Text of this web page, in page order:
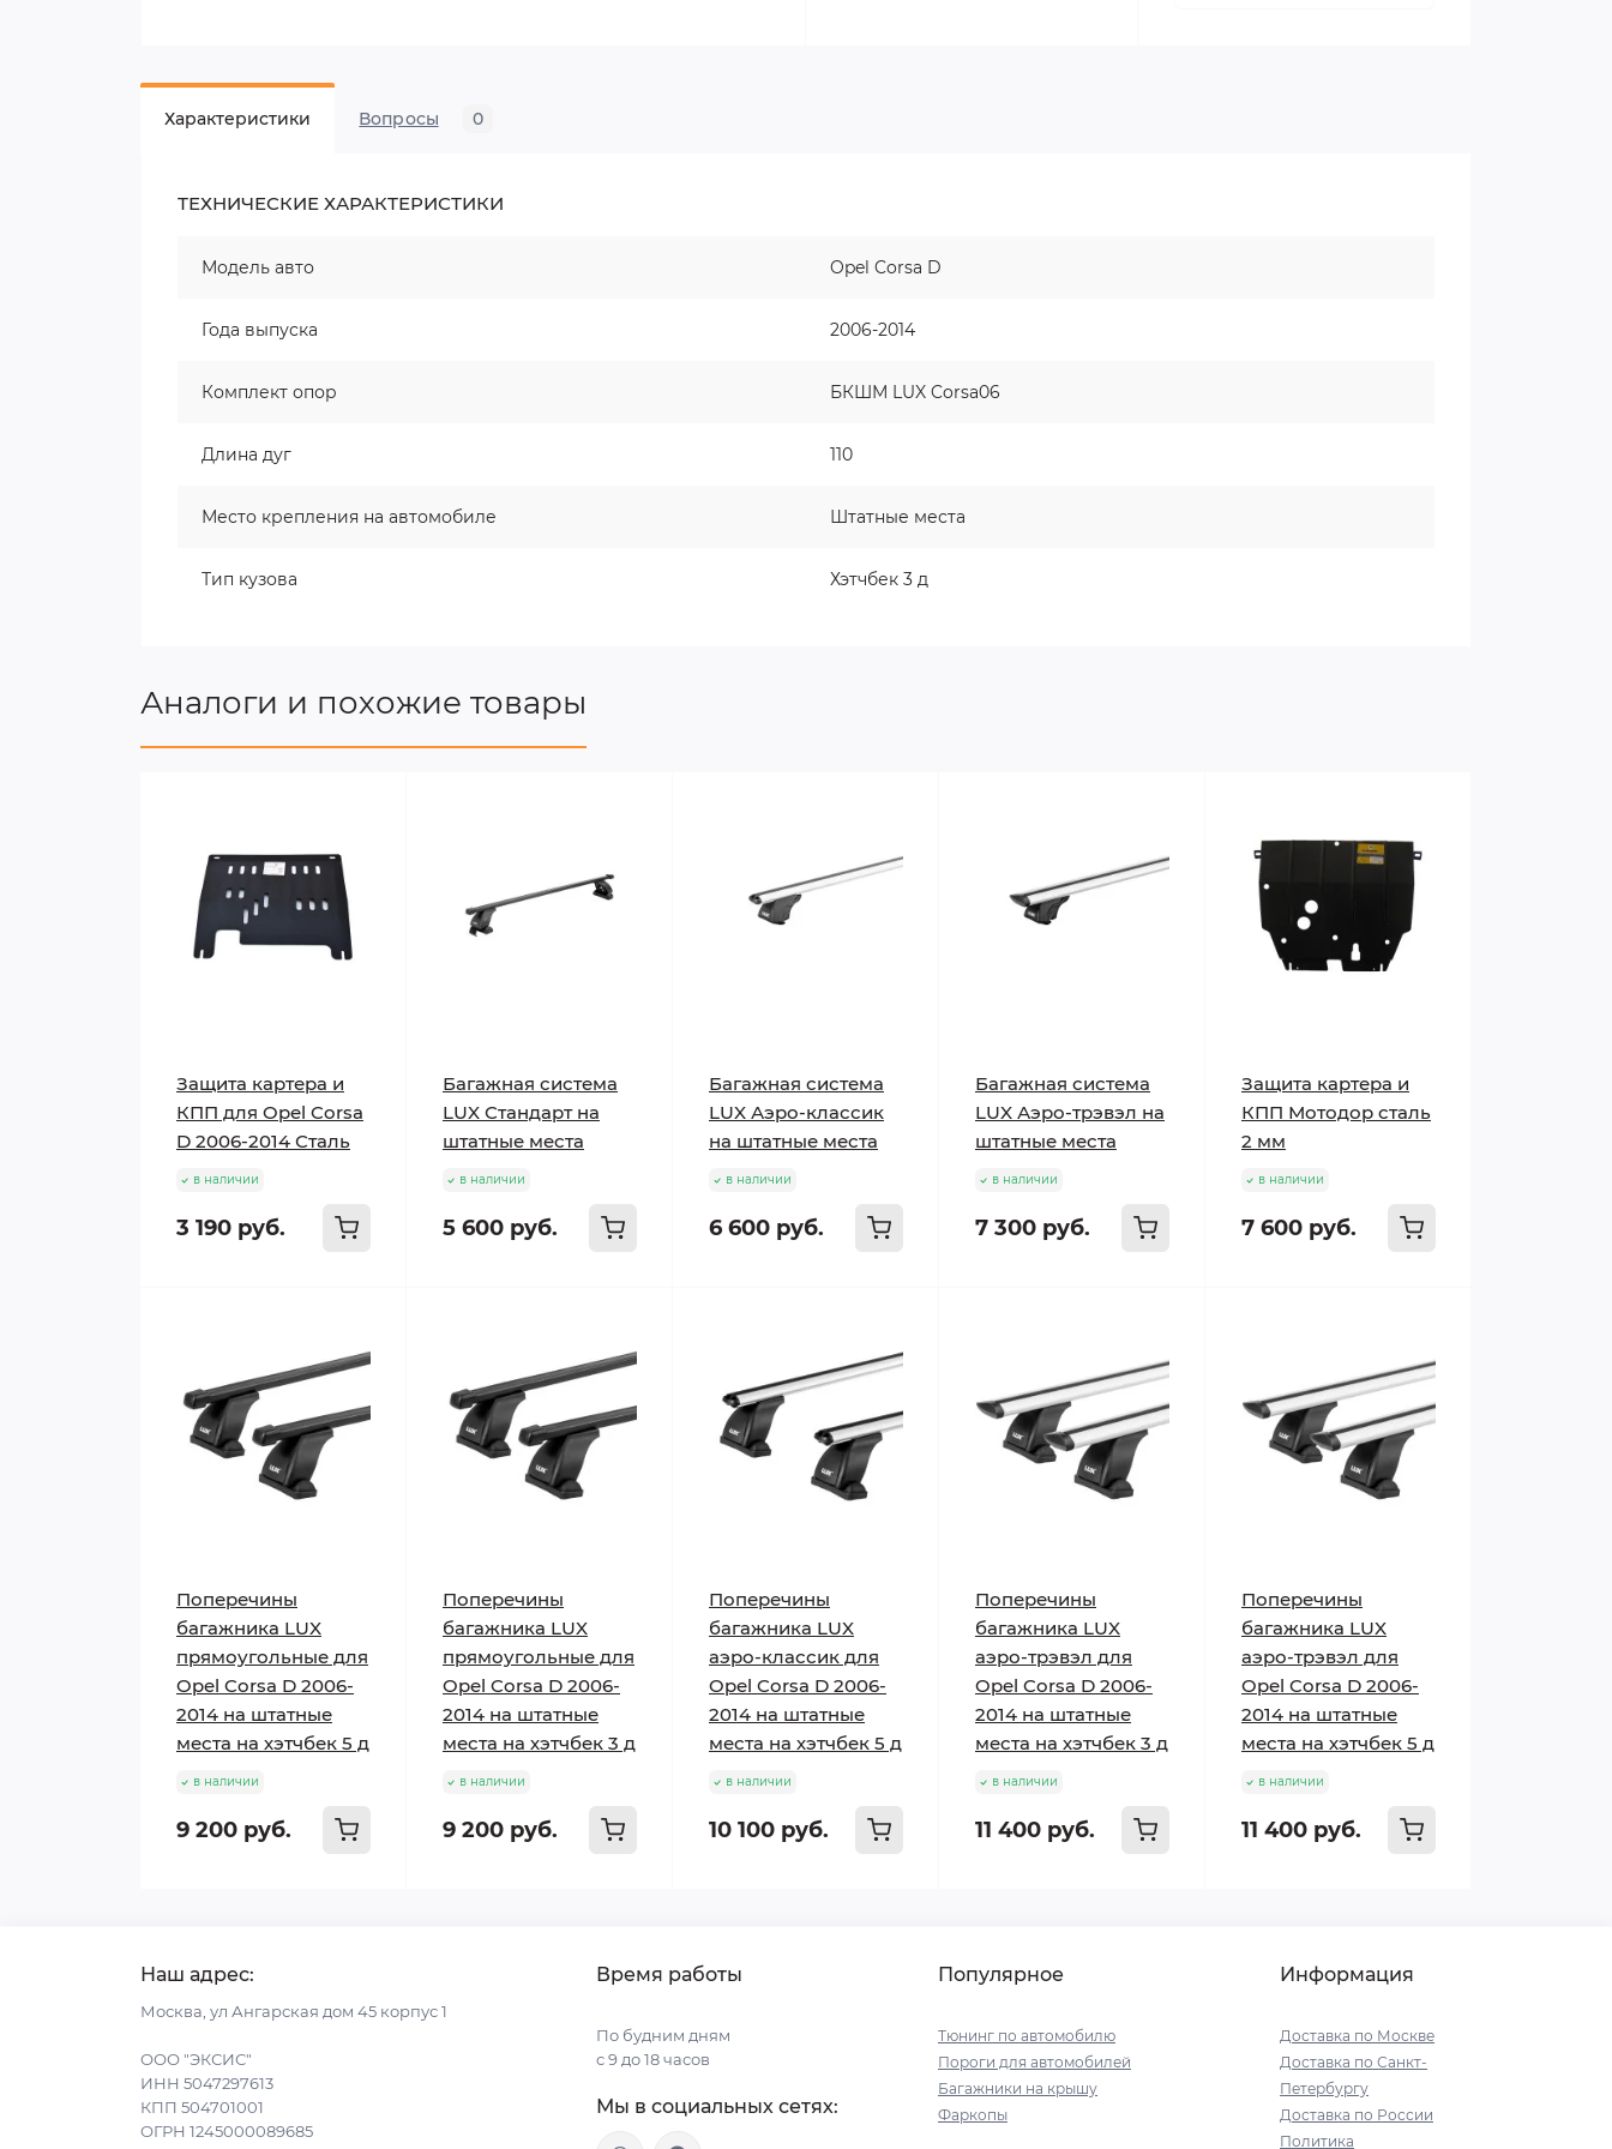
Характеристики Вопросы 0
ТЕХНИЧЕСКИЕ ХАРАКТЕРИСТИКИ
Модель авто Opel Corsa D
Года выпуска 2006-2014
Комплект опор БКШМ LUX Corsa06
Длина дуг 110
Место крепления на автомобиле Штатные места
Тип кузова Хэтчбек 3 д
Аналоги и похожие товары
Защита картера и
КПП для Opel Corsa
D 2006-2014 Сталь
в наличии
3 190 руб.
Багажная система
LUX Стандарт на
штатные места
в наличии
5 600 руб.
Багажная система
LUX Аэро-классик
на штатные места
в наличии
6 600 руб.
Багажная система
LUX Аэро-трэвэл на
штатные места
в наличии
7 300 руб.
Защита картера и
КПП Мотодор сталь
2 мм
в наличии
7 600 руб.
Поперечины
багажника LUX
прямоугольные для
Opel Corsa D 2006-
2014 на штатные
места на хэтчбек 5 д
в наличии
9 200 руб.
Поперечины
багажника LUX
прямоугольные для
Opel Corsa D 2006-
2014 на штатные
места на хэтчбек 3 д
в наличии
9 200 руб.
Поперечины
багажника LUX
аэро-классик для
Opel Corsa D 2006-
2014 на штатные
места на хэтчбек 5 д
в наличии
10 100 руб.
Поперечины
багажника LUX
аэро-трэвэл для
Opel Corsa D 2006-
2014 на штатные
места на хэтчбек 3 д
в наличии
11 400 руб.
Поперечины
багажника LUX
аэро-трэвэл для
Opel Corsa D 2006-
2014 на штатные
места на хэтчбек 5 д
в наличии
11 400 руб.
Наш адрес:
Москва, ул Ангарская дом 45 корпус 1
ООО "ЭКСИС"
ИНН 5047297613
КПП 504701001
ОГРН 1245000089685
Время работы
По будним дням
с 9 до 18 часов
Мы в социальных сетях:
Популярное
Тюнинг по автомобилю
Пороги для автомобилей
Багажники на крышу
Фаркопы
Информация
Доставка по Москве
Доставка по Санкт-
Петербургу
Доставка по России
Политика